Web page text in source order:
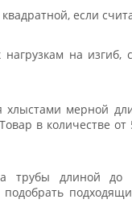
если
на изгиб,
хлыстами мерной
в количестве
трубы длиной до